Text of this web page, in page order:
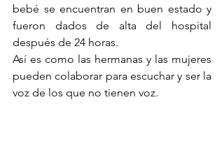
bebé se encuentran en buen estado y
fueron dados de alta del hospital
después de 24 horas.
Así es como las hermanas y las mujeres
pueden colaborar para escuchar y ser la
voz de los que no tienen voz.